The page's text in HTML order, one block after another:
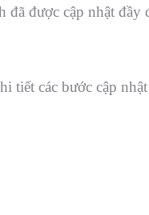
được cập nhật đầy
tiết các bước cập